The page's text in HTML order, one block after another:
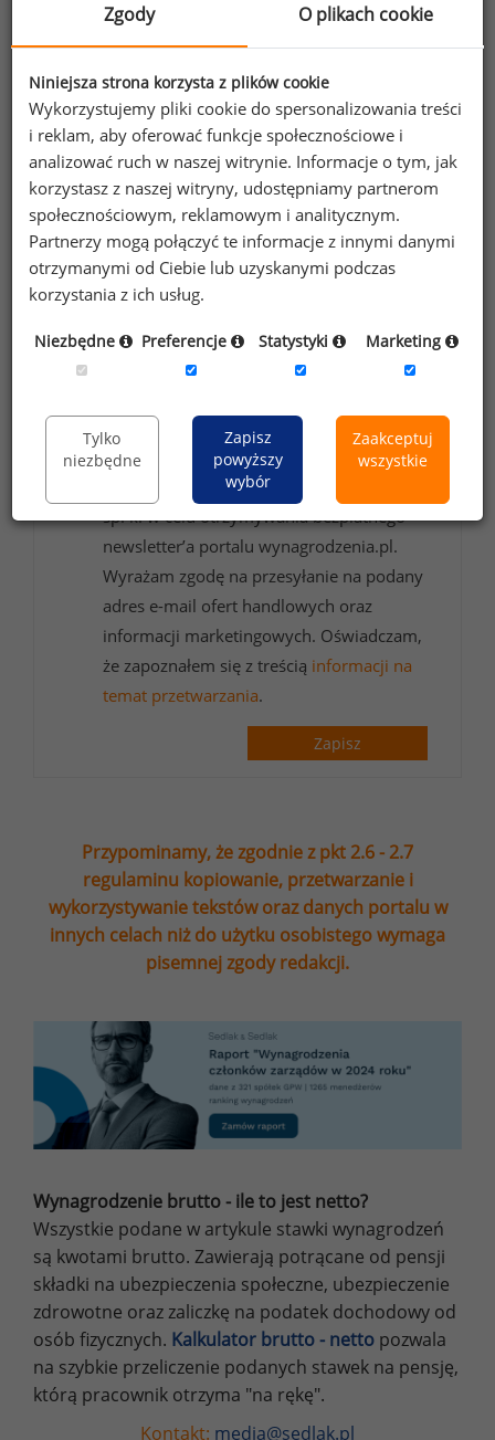
Wybierz opcję dostosowana do Twoich
potrzeb!
Przetestuj strefę premium.
Chcesz na bieżąco śledzić najnowsze informacje o
wynagrodzeniach?
Zapisz się do newslettera!
Wyrażam zgodę na przetwarzanie moich
danych osobowych zawartych w
formularzu przez Sedlak
sp. k. w celu otrzymywania bezpłatnego
newsletter’a portalu wynagrodzenia.pl.
Wyrażam zgodę na przesyłanie na podany
adres e-mail ofert handlowych oraz
informacji marketingowych. Oświadczam,
że zapoznałem się z treścią informacji na
temat przetwarzania.
Zapisz
Przypominamy, że zgodnie z pkt 2.6 - 2.7
regulaminu kopiowanie, przetwarzanie i
wykorzystywanie tekstów oraz danych portalu w
innych celach niż do użytku osobistego wymaga
pisemnej zgody redakcji.
Wynagrodzenie brutto - ile to jest netto?
Wszystkie podane w artykule stawki wynagrodzeń
są kwotami brutto. Zawierają potrącane od pensji
składki na ubezpieczenia społeczne, ubezpieczenie
zdrowotne oraz zaliczkę na podatek dochodowy od
osób fizycznych. Kalkulator brutto - netto pozwala
na szybkie przeliczenie podanych stawek na pensję,
którą pracownik otrzyma "na rękę".
Kontakt: media@sedlak.pl
Zgody O plikach cookie
Niniejsza strona korzysta z plików cookie
Wykorzystujemy pliki cookie do spersonalizowania treści
i reklam, aby oferować funkcje społecznościowe i
analizować ruch w naszej witrynie. Informacje o tym, jak
korzystasz z naszej witryny, udostępniamy partnerom
społecznościowym, reklamowym i analitycznym.
Partnerzy mogą połączyć te informacje z innymi danymi
otrzymanymi od Ciebie lub uzyskanymi podczas
korzystania z ich usług.
Niezbędne Preferencje Statystyki Marketing
Tylko
niezbędne
Zapisz
powyższy
wybór
Zaakceptuj
wszystkie